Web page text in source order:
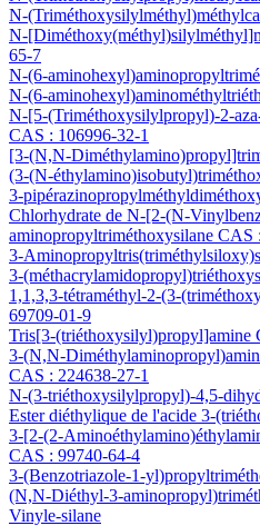
N-
N-
65-7
N-(6-
N-(6-
N-[5-(Triméthoxysilylpropyl)-2-
CAS : 106996-32-1
[3-(N,N-
(3-(N-
3-
Chlorhydrate de N-[2-(N-
aminopropyltriméthoxysilane CAS
3-
3-
1,1,3,3-tétraméthyl-2-(3-
69709-01-9
Tris[3-(triéthoxysilyl)propyl]amine
3-(N,N-
CAS : 224638-27-1
N-(3-triéthoxysilylpropyl)-4,5-
Ester diéthylique de l'acide 3-
3-[2-(2-
CAS : 99740-64-4
3-(Benzotriazole-1-
(N,N-Diéthyl-3-
Vinyle-silane